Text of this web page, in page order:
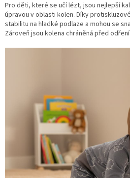
Pro děti, které se učí lézt, jsou nejlepší
úpravou v oblasti kolen. Díky
stabilitu na hladké podlaze a mohou se
Zároveň jsou kolena chráněná před